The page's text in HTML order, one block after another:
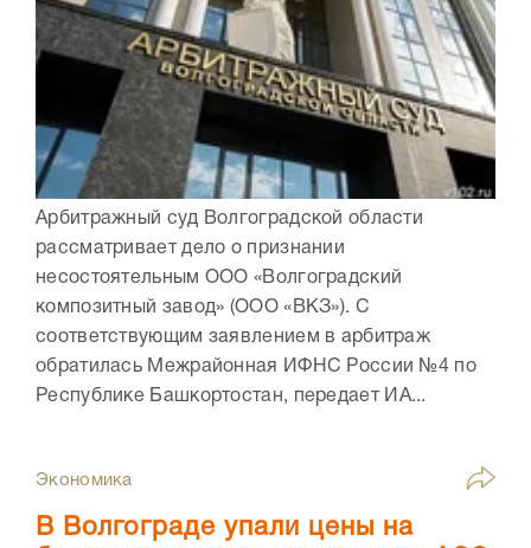
Арбитражный суд Волгоградской области
рассматривает дело о признании
несостоятельным ООО «Волгоградский
композитный завод» (ООО «ВКЗ»). С
соответствующим заявлением в арбитраж
обратилась Межрайонная ИФНС России №4 по
Республике Башкортостан, передает ИА...
Экономика
В Волгограде упали цены на